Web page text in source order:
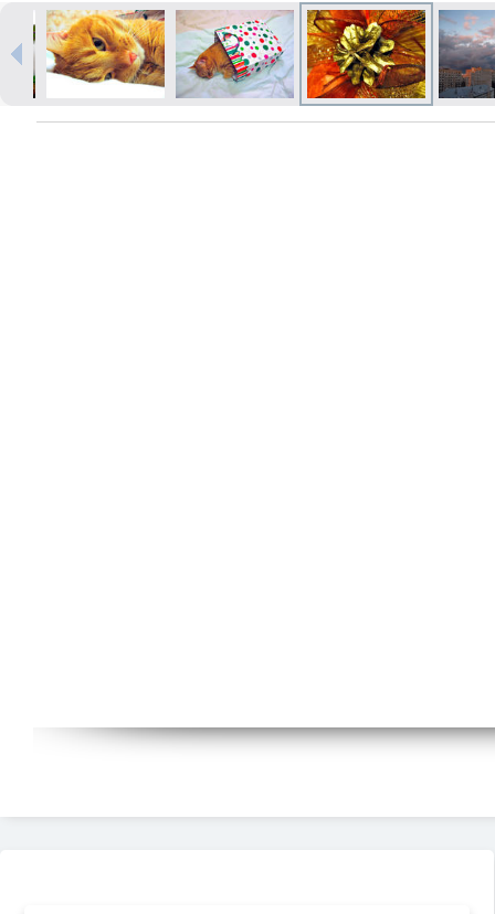
Izdrukas 1h laikā Rīgā – pasūtiet
tiešsaistē
Dažādi formāti un papīra veidi